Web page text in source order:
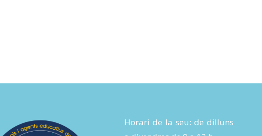
Horari de la seu: de dilluns